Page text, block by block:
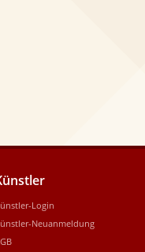
Login
Neuanmeldung